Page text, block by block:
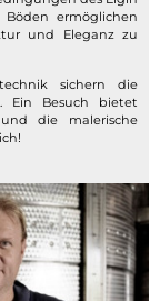
ermöglichen
und Eleganz zu
sichern die
Ein Besuch bietet
die malerische